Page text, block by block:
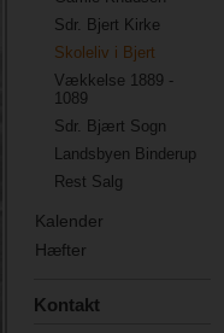
Sdr. Bjert Kirke
Skoleliv i Bjert
Vækkelse 1889 -
1089
Sdr. Bjært Sogn
Landsbyen Binderup
Rest Salg
Kalender
Hæfter
Kontakt